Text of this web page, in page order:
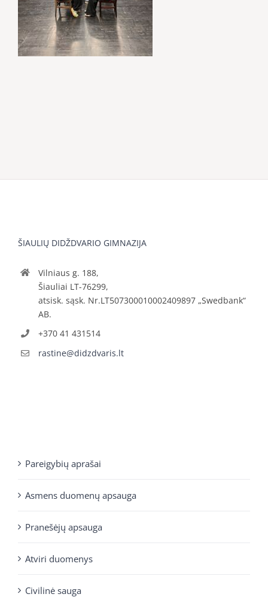
ŠIAULIŲ DIDŽDVARIO GIMNAZIJA
Vilniaus g. 188,
Šiauliai LT-76299,
atsisk. sąsk. Nr.LT507300010002409897 „Swedbank“
AB.
+370 41 431514
rastine@didzdvaris.lt
Pareigybių aprašai
Asmens duomenų apsauga
Pranešėjų apsauga
Atviri duomenys
Civilinė sauga